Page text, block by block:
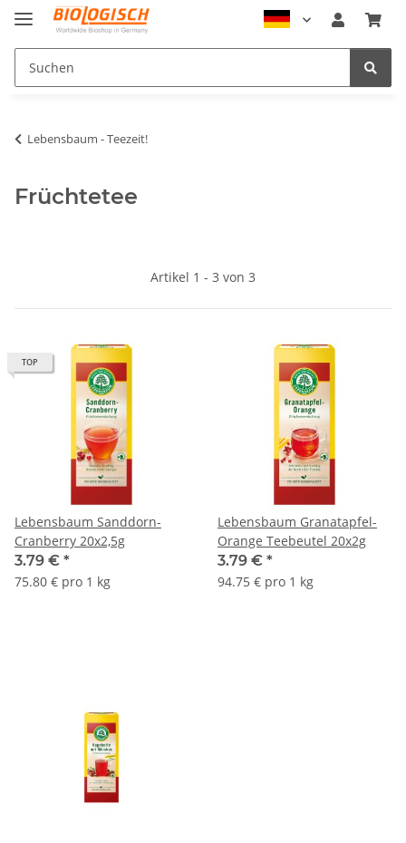
Lebensbaum - Teezeit!
Früchtetee
Artikel 1 - 3 von 3
TOP
Lebensbaum Sanddorn-
Cranberry 20x2,5g
3.79 € *
75.80 € pro 1 kg
Lebensbaum Granatapfel-
Orange Teebeutel 20x2g
3.79 € *
94.75 € pro 1 kg